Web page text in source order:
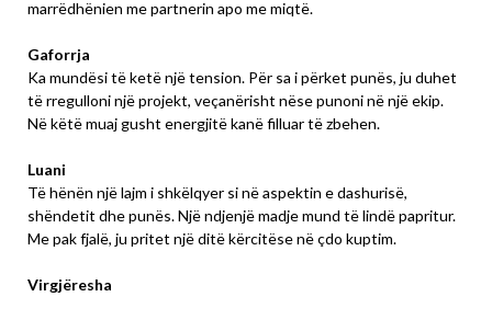
marrëdhënien me partnerin apo me miqtë.
Gaforrja
Ka mundësi të ketë një tension. Për sa i përket punës, ju duhet
të rregulloni një projekt, veçanërisht nëse punoni në një ekip.
Në këtë muaj gusht energjitë kanë filluar të zbehen.
Luani
Të hënën një lajm i shkëlqyer si në aspektin e dashurisë,
shëndetit dhe punës. Një ndjenjë madje mund të lindë papritur.
Me pak fjalë, ju pritet një ditë kërcitëse në çdo kuptim.
Virgjëresha